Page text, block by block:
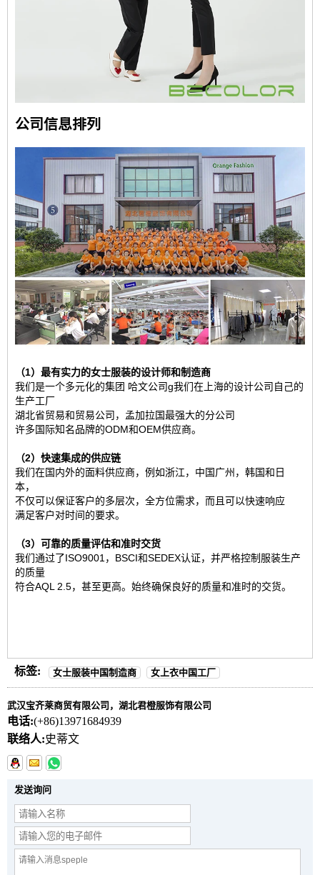
公司信息排列
（1）最有实力的女士服装的设计师和制造商
我们是一个多元化的集团 哈文公司g我们在上海的设计公司自己的
生产工厂
湖北省贸易和贸易公司，孟加拉国最强大的分公司
许多国际知名品牌的ODM和OEM供应商。
（2）快速集成的供应链
我们在国内外的面料供应商，例如浙江，中国广州，韩国和日
本，
不仅可以保证客户的多层次，全方位需求，而且可以快速响应
满足客户对时间的要求。
（3）可靠的质量评估和准时交货
我们通过了ISO9001，BSCI和SEDEX认证，并严格控制服装生产
的质量
符合AQL 2.5，甚至更高。始终确保良好的质量和准时的交货。
标签: 女士服装中国制造商 女上衣中国工厂
武汉宝齐莱商贸有限公司，湖北君橙服饰有限公司
电话:(+86)13971684939
联络人:史蒂文
发送询问